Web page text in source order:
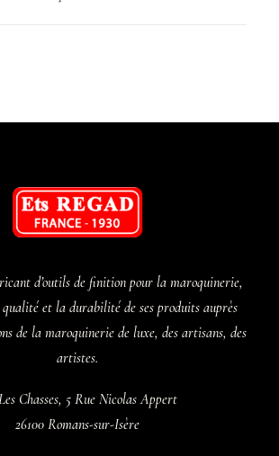
d’outils de finition pour la maroquinerie,
et la durabilité de ses produits auprès
de la maroquinerie de luxe, des artisans, des
artistes.
Chasses, 5 Rue Nicolas Appert
26100 Romans-sur-Isère